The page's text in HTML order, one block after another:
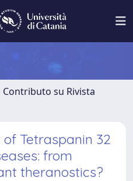
Contributo su Rivista
Tetraspanin 32
from
theranostics?